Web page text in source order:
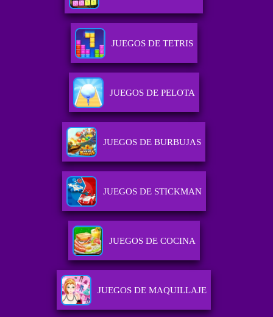
JUEGOS DE TETRIS
JUEGOS DE PELOTA
JUEGOS DE BURBUJAS
JUEGOS DE STICKMAN
JUEGOS DE COCINA
JUEGOS DE MAQUILLAJE